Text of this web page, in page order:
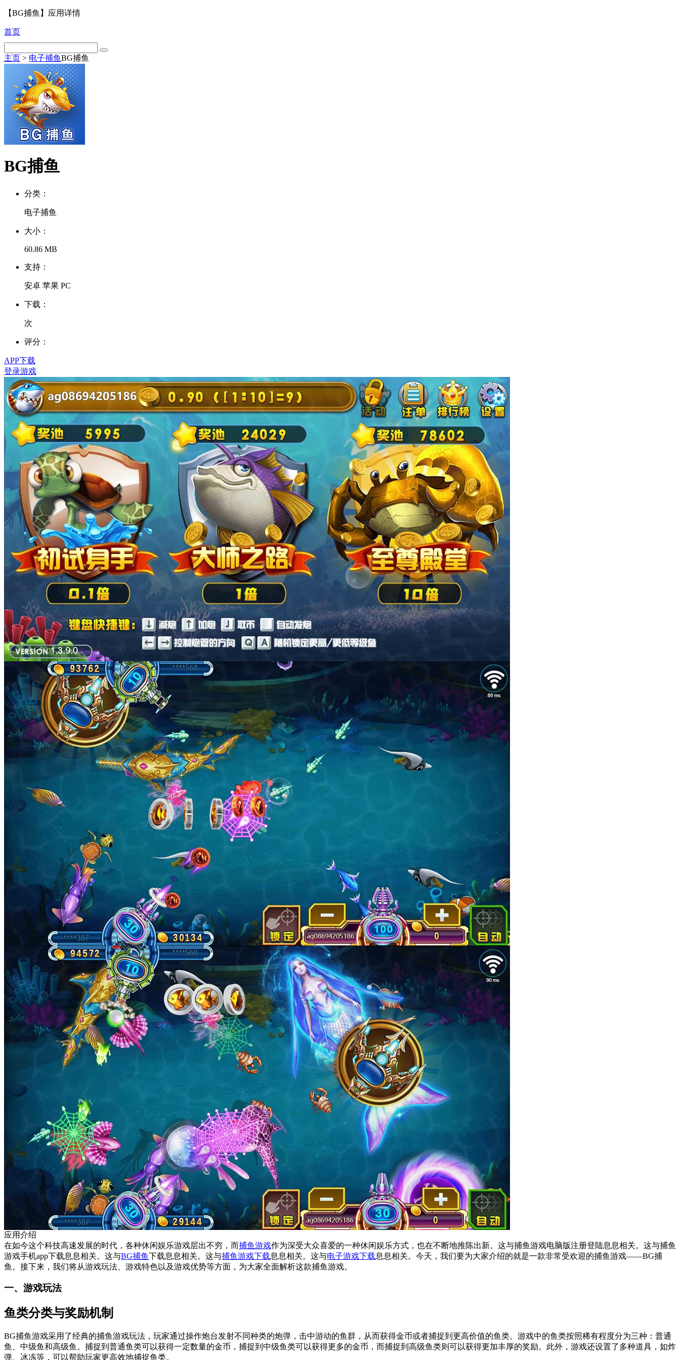
【BG捕鱼】应用详情
首页
主页 > 电子捕鱼BG捕鱼
BG捕鱼
分类：
电子捕鱼
大小：
60.86 MB
支持：
安卓 苹果 PC
下载：
次
评分：
APP下载
登录游戏
应用介绍
在如今这个科技高速发展的时代，各种休闲娱乐游戏层出不穷，而捕鱼游戏作为深受大众喜爱的一种休闲娱乐方式，也在不断地推陈出新。这与捕鱼游戏电脑版注册登陆息息相关。这与捕鱼
游戏手机app下载息息相关。这与BG捕鱼下载息息相关。这与捕鱼游戏下载息息相关。这与电子游戏下载息息相关。今天，我们要为大家介绍的就是一款非常受欢迎的捕鱼游戏——BG捕
鱼。接下来，我们将从游戏玩法、游戏特色以及游戏优势等方面，为大家全面解析这款捕鱼游戏。
一、游戏玩法
鱼类分类与奖励机制
BG捕鱼游戏采用了经典的捕鱼游戏玩法，玩家通过操作炮台发射不同种类的炮弹，击中游动的鱼群，从而获得金币或者捕捉到更高价值的鱼类。游戏中的鱼类按照稀有程度分为三种：普通
鱼、中级鱼和高级鱼。捕捉到普通鱼类可以获得一定数量的金币，捕捉到中级鱼类可以获得更多的金币，而捕捉到高级鱼类则可以获得更加丰厚的奖励。此外，游戏还设置了多种道具，如炸
弹、冰冻等，可以帮助玩家更高效地捕捉鱼类。